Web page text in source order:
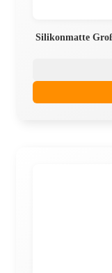
Silikonmatte